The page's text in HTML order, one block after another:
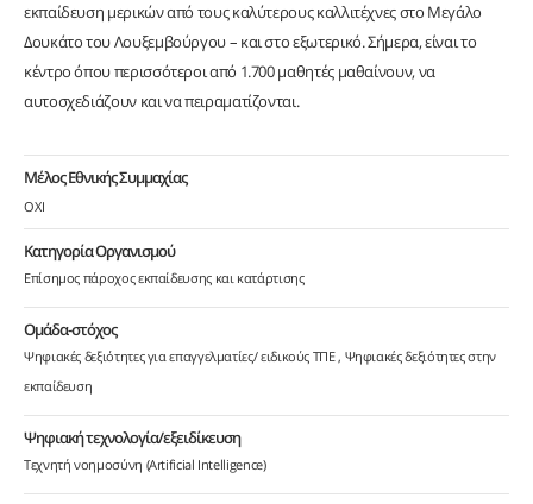
εκπαίδευση μερικών από τους καλύτερους καλλιτέχνες στο Μεγάλο
Δουκάτο του Λουξεμβούργου – και στο εξωτερικό. Σήμερα, είναι το
κέντρο όπου περισσότεροι από 1.700 μαθητές μαθαίνουν, να
αυτοσχεδιάζουν και να πειραματίζονται.
Μέλος Εθνικής Συμμαχίας
ΟΧΙ
Κατηγορία Οργανισμού
Επίσημος πάροχος εκπαίδευσης και κατάρτισης
Ομάδα-στόχος
Ψηφιακές δεξιότητες για επαγγελματίες/ ειδικούς ΤΠΕ Ψηφιακές δεξιότητες στην
εκπαίδευση
Ψηφιακή τεχνολογία/εξειδίκευση
Τεχνητή νοημοσύνη (Artificial Intelligence)